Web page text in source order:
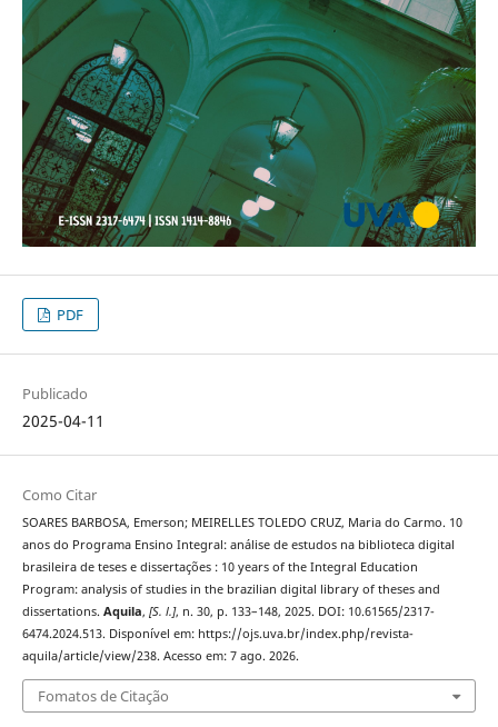
PDF
Publicado
2025-04-11
Como Citar
SOARES BARBOSA, Emerson; MEIRELLES TOLEDO CRUZ, Maria do Carmo. 10
anos do Programa Ensino Integral: análise de estudos na biblioteca digital
brasileira de teses e dissertações : 10 years of the Integral Education
Program: analysis of studies in the brazilian digital library of theses and
dissertations. Aquila, [S. l.], n. 30, p. 133–148, 2025. DOI: 10.61565/2317-
6474.2024.513. Disponível em: https://ojs.uva.br/index.php/revista-
aquila/article/view/238. Acesso em: 7 ago. 2026.
Fomatos de Citação